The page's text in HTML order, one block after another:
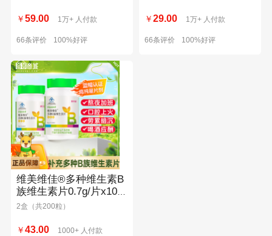
￥59.00 1万+ 人付款
66条评价 100%好评
￥29.00 1万+ 人付款
66条评价 100%好评
维美维佳®多种维生素B
族维生素片0.7g/片x100
片/瓶 2瓶装
2盒（共200粒）
￥43.00 1000+ 人付款